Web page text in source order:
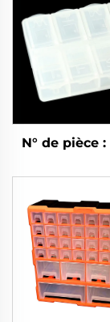
N° de pièce :